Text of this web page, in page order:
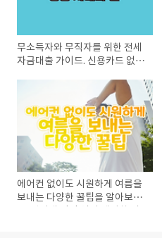
무소득자와 무직자를 위한 전세
자금대출 가이드. 신용카드 없이
사례를 확인해보세요.
에어컨 없이도 시원하게 여름을
보내는 다양한 꿀팁을 알아보세